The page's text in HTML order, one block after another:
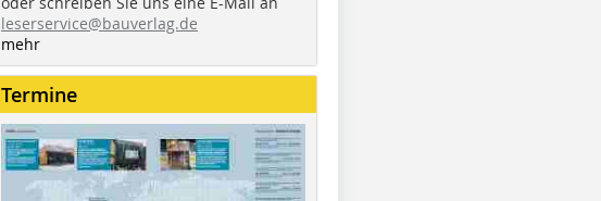
leserservice@bauverlag.de
mehr
Termine